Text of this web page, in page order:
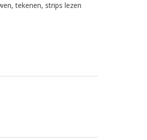
tekenen, strips lezen